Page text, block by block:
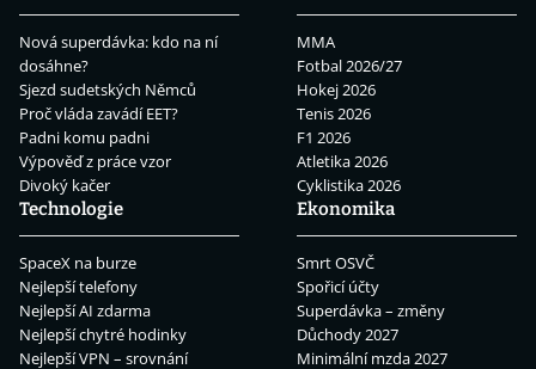
Nová superdávka: kdo na ní
dosáhne?
Sjezd sudetských Němců
Proč vláda zavádí EET?
Padni komu padni
Výpověď z práce vzor
Divoký kačer
MMA
Fotbal 2026/27
Hokej 2026
Tenis 2026
F1 2026
Atletika 2026
Cyklistika 2026
Technologie
SpaceX na burze
Nejlepší telefony
Nejlepší AI zdarma
Nejlepší chytré hodinky
Nejlepší VPN – srovnání
Ekonomika
Smrt OSVČ
Spořicí účty
Superdávka – změny
Důchody 2027
Minimální mzda 2027